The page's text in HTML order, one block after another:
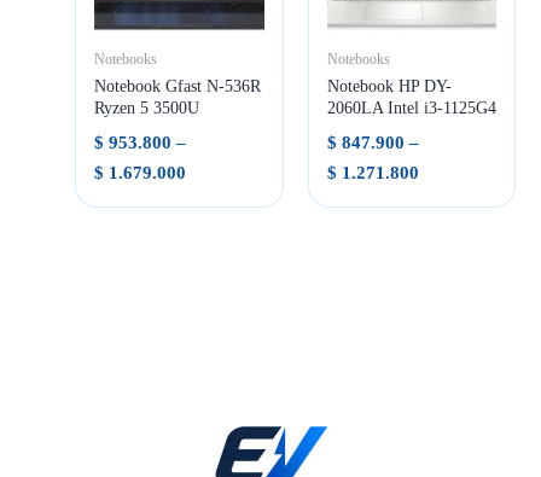
Notebooks
Notebook Gfast N-536R
Ryzen 5 3500U
$ 953.800 –
$ 1.679.000
precios:
Notebooks
Notebook HP DY-
2060LA Intel i3-1125G4
$ 847.900 –
$ 1.271.800Rango
precios: